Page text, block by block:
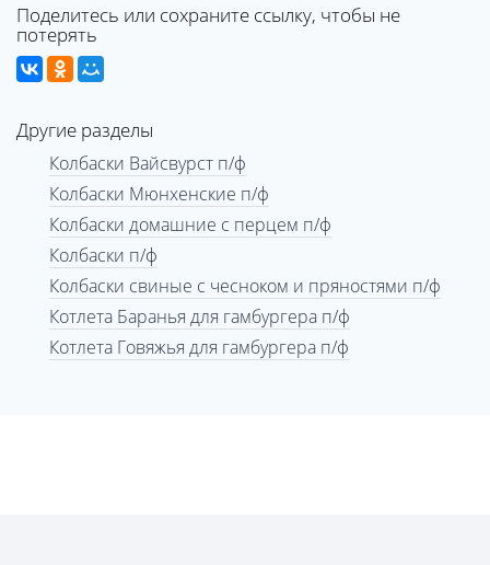
Поделитесь или сохраните ссылку, чтобы не
потерять
Другие разделы
Колбаски Вайсвурст п/ф
Колбаски Мюнхенские п/ф
Колбаски домашние с перцем п/ф
Колбаски п/ф
Колбаски свиные с чесноком и пряностями п/ф
Котлета Баранья для гамбургера п/ф
Котлета Говяжья для гамбургера п/ф